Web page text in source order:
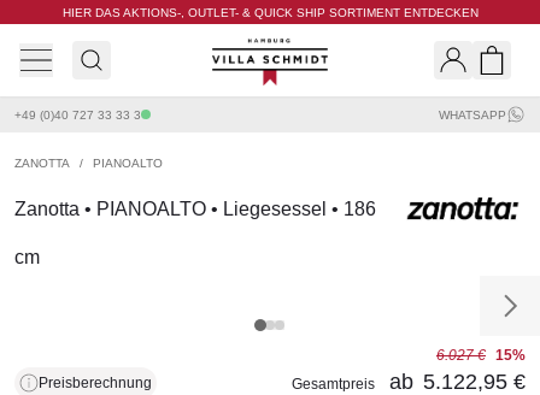
HIER DAS AKTIONS-, OUTLET- & QUICK SHIP SORTIMENT ENTDECKEN
Villa Schmidt
+49 (0)40 727 33 33 3 WHATSAPP
ZANOTTA / PIANOALTO
Zanotta • PIANOALTO • Liegesessel • 186
cm
Preisberechnung
6.027 € 15%
Gesamtpreis
ab 5.122,95 €